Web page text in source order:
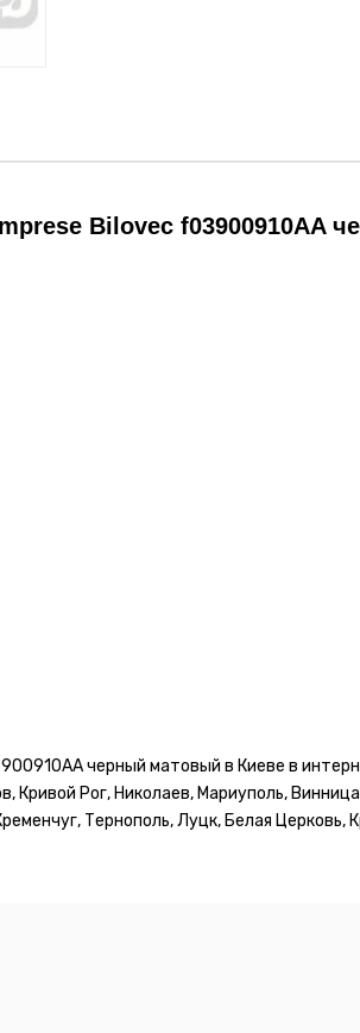
Bilovec f03900910AA
черный матовый в Киеве в
Кривой Рог, Николаев, Мариуполь,
Тернополь, Луцк, Белая Церковь,